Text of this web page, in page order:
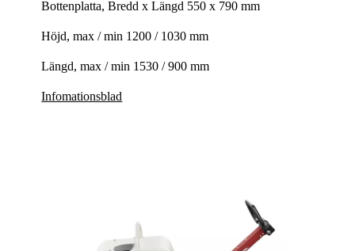
Bottenplatta, Bredd x Längd 550 x 790 mm
Höjd, max / min 1200 / 1030 mm
Längd, max / min 1530 / 900 mm
Infomationsblad